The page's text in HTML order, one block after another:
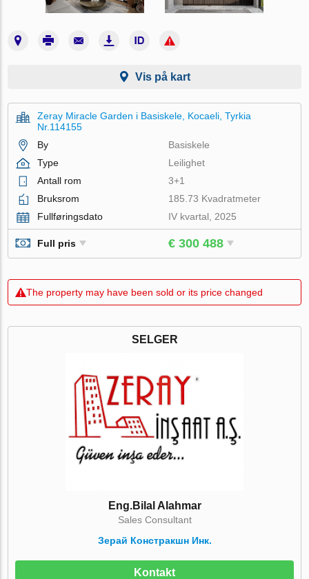
Vis på kart
Zeray Miracle Garden i Basiskele, Kocaeli, Tyrkia
Nr.114155
By
Basiskele
Type
Leilighet
Antall rom
3+1
Bruksrom
185.73 Kvadratmeter
Fullføringsdato
IV kvartal, 2025
Full pris € 300 488
The property may have been sold or its price changed
SELGER
Eng.Bilal Alahmar
Sales Consultant
Зерай Констракшн Инк.
Kontakt